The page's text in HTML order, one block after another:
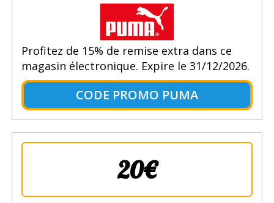
Profitez de 15% de remise extra dans ce
magasin électronique. Expire le 31/12/2026.
CODE PROMO PUMA
20€